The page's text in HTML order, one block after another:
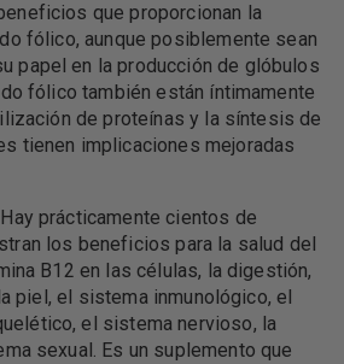
que proporcionan la
fólico, aunque posiblemente sean
papel en la producción de glóbulos
fólico también están íntimamente
de proteínas y la síntesis de
tienen implicaciones mejoradas
prácticamente cientos de
los beneficios para la salud del
B12 en las células, la digestión,
piel, el sistema inmunológico, el
el sistema nervioso, la
sexual. Es un suplemento que